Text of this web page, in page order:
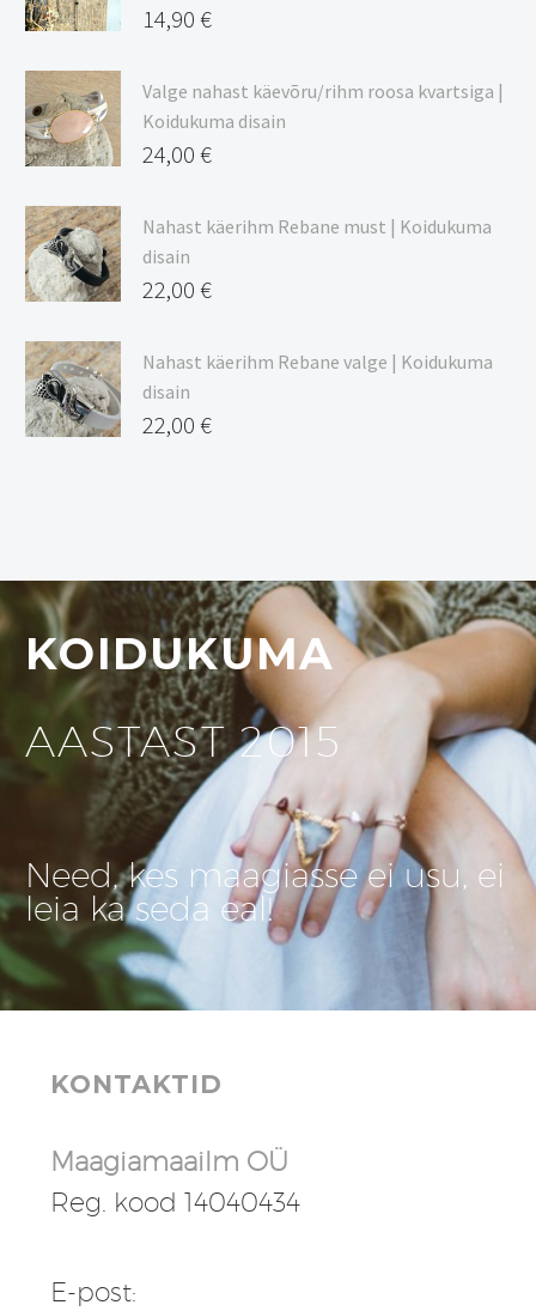
20,44 €
14,90 €
Valge nahast käevõru/rihm roosa kvartsiga |
Koidukuma disain
24,00 €
Nahast käerihm Rebane must | Koidukuma
disain
22,00 €
Nahast käerihm Rebane valge | Koidukuma
disain
22,00 €
KOIDUKUMA
AASTAST 2015
Need, kes maagiasse ei usu, ei
leia ka seda eal!
KONTAKTID
Maagiamaailm OÜ
Reg. kood 14040434
E-post: